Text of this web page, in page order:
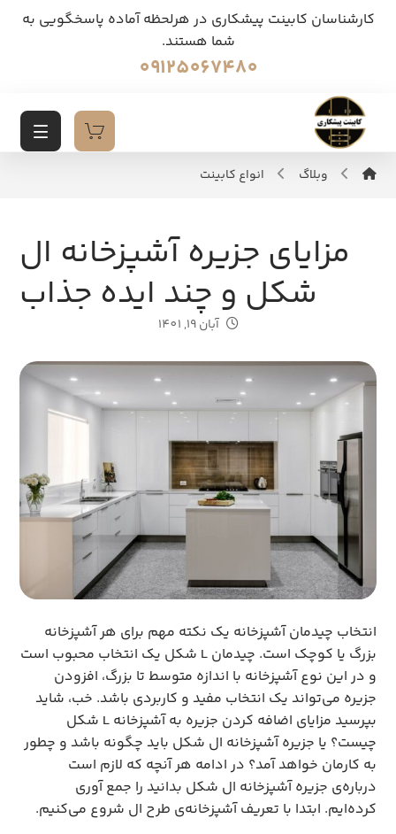
کارشناسان کابینت پیشکاری در هرلحظه آماده پاسخگویی به
شما هستند.
09125067480
وبلاگ انواع کابینت
مزایای جزیره آشپزخانه ال
شکل و چند ایده جذاب
آبان 19, 1401
انتخاب چیدمان آشپزخانه یک نکته مهم برای هر آشپزخانه
بزرگ یا کوچک است. چیدمان L شکل یک انتخاب محبوب است
و در این نوع آشپزخانه با اندازه متوسط ​​تا بزرگ، افزودن
جزیره می‌تواند یک انتخاب مفید و کاربردی باشد. خب، شاید
بپرسید مزایای اضافه کردن جزیره به آشپزخانه L شکل
چیست؟ یا جزیره آشپزخانه ال شکل باید چگونه باشد و چطور
به کارمان خواهد آمد؟ در ادامه هر آنچه که لازم است
درباره‌ی جزیره آشپزخانه ال شکل بدانید را جمع آوری
کرده‌ایم. ابتدا با تعریف آشپزخانه‌ی طرح ال شروع می‌کنیم.